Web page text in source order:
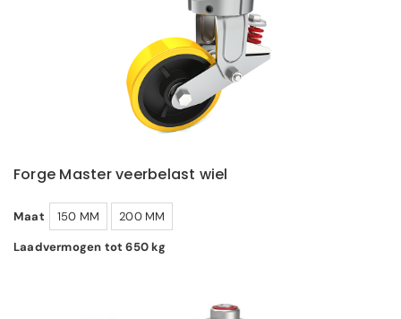
Forge Master veerbelast wiel
Maat 150 MM
200 MM
Laadvermogen tot 650 kg